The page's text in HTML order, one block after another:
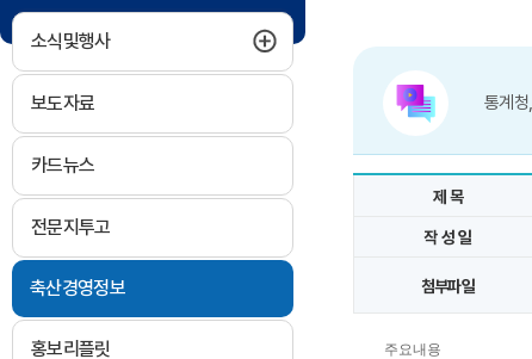
소식및행사하위메뉴 펼치기
보도자료
카드뉴스
전문지투고
축산경영정보
홍보리플릿
통계
제 목
작 성 일
첨부파일
주요내용